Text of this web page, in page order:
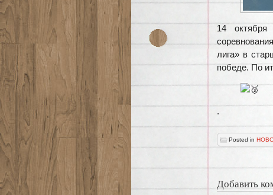
14
лига» в
победе. По
.
Posted in
Добавить